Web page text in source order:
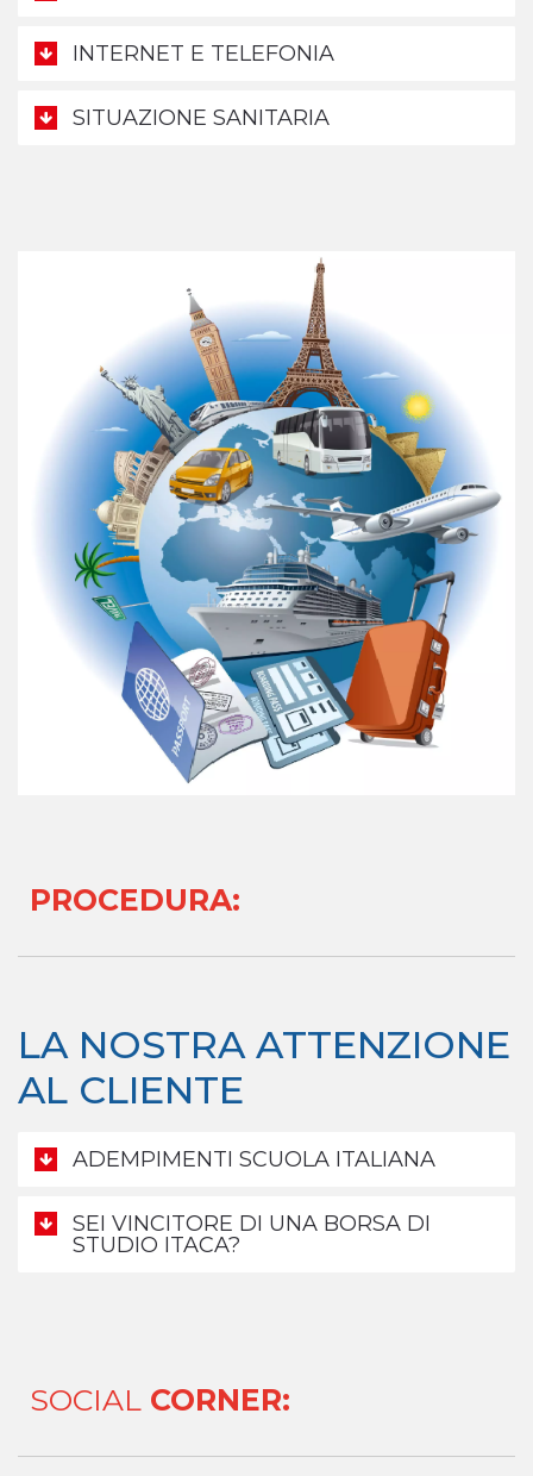
INTERNET E TELEFONIA
SITUAZIONE SANITARIA
PROCEDURA:
LA NOSTRA ATTENZIONE
AL CLIENTE
ADEMPIMENTI SCUOLA ITALIANA
SEI VINCITORE DI UNA BORSA DI
STUDIO ITACA?
SOCIAL CORNER: